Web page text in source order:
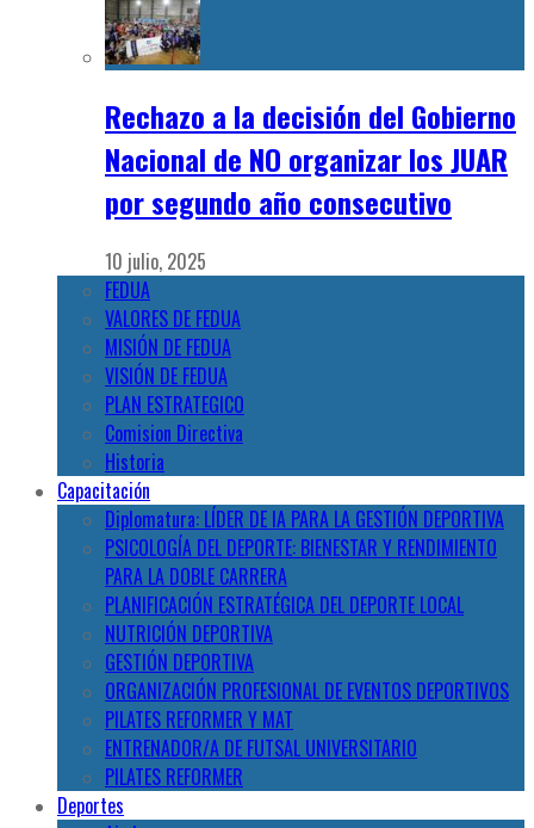
Rechazo a la decisión del Gobierno
Nacional de NO organizar los JUAR
por segundo año consecutivo
10 julio, 2025
FEDUA
VALORES DE FEDUA
MISIÓN DE FEDUA
VISIÓN DE FEDUA
PLAN ESTRATEGICO
Comision Directiva
Historia
Capacitación
Diplomatura: LÍDER DE IA PARA LA GESTIÓN DEPORTIVA
PSICOLOGÍA DEL DEPORTE: BIENESTAR Y RENDIMIENTO
PARA LA DOBLE CARRERA
PLANIFICACIÓN ESTRATÉGICA DEL DEPORTE LOCAL
NUTRICIÓN DEPORTIVA
GESTIÓN DEPORTIVA
ORGANIZACIÓN PROFESIONAL DE EVENTOS DEPORTIVOS
PILATES REFORMER Y MAT
ENTRENADOR/A DE FUTSAL UNIVERSITARIO
PILATES REFORMER
Deportes